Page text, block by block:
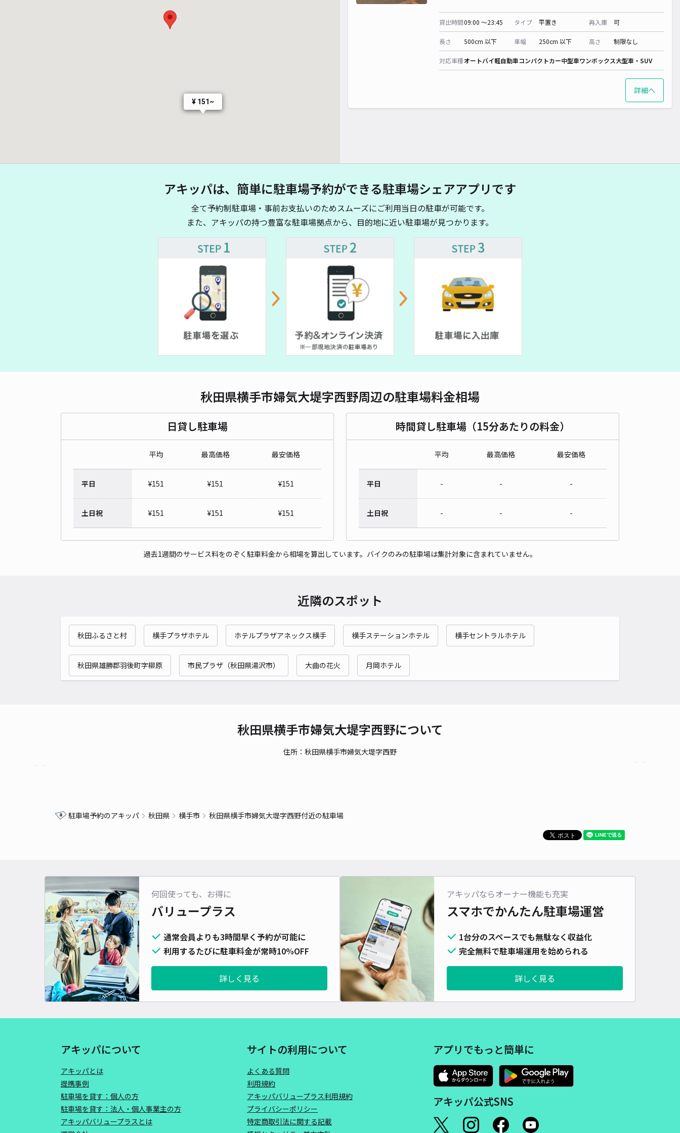
¥ 151~
貸出時間09:00 〜23:45 タイプ 平置き 再入庫 可
長さ 500cm 以下 車幅 250cm 以下 高さ 制限なし
対応車種オートバイ軽自動車コンパクトカー中型車ワンボックス大型車・SUV
詳細へ
アキッパは、簡単に駐車場予約ができる駐車場シェアアプリです
全て予約制駐車場・事前お支払いのためスムーズにご利用当日の駐車が可能です。
また、アキッパの持つ豊富な駐車場拠点から、目的地に近い駐車場が見つかります。
秋田県横手市婦気大堤字西野周辺の駐車場料金相場
日貸し駐車場
平均 最高価格 最安価格
平日 ¥151 ¥151 ¥151
土日祝 ¥151 ¥151 ¥151
時間貸し駐車場（15分あたりの料金）
平均 最高価格 最安価格
平日 - - -
土日祝 - - -
過去1週間のサービス料をのぞく駐車料金から相場を算出しています。バイクのみの駐車場は集計対象に含まれていません。
近隣のスポット
秋田ふるさと村 横手プラザホテル ホテルプラザアネックス横手 横手ステーションホテル 横手セントラルホテル
秋田県雄勝郡羽後町字柳原 市民プラザ（秋田県湯沢市） 大曲の花火 月岡ホテル
秋田県横手市婦気大堤字西野について
住所：秋田県横手市婦気大堤字西野
駐車場予約のアキッパ 秋田県 横手市 秋田県横手市婦気大堤字西野付近の駐車場
何回使っても、お得に
バリュープラス
通常会員よりも3時間早く予約が可能に
利用するたびに駐車料金が常時10%OFF
詳しく見る
アキッパならオーナー機能も充実
スマホでかんたん駐車場運営
1台分のスペースでも無駄なく収益化
完全無料で駐車場運用を始められる
詳しく見る
アキッパについて
アキッパとは
提携事例
駐車場を貸す：個人の方
駐車場を貸す：法人・個人事業主の方
アキッパバリュープラスとは
サイトの利用について
よくある質問
利用規約
アキッパバリュープラス利用規約
プライバシーポリシー
特定商取引法に関する記載
アプリでもっと簡単に
アキッパ公式SNS